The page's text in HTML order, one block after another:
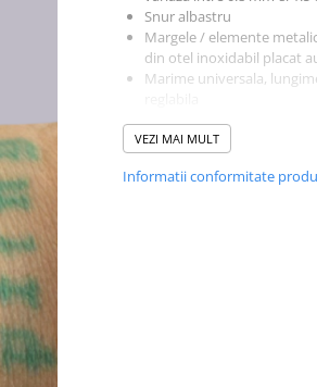
Snur albastru
Margele / elemente
din otel inoxidabil placat
Marime universala,
Sistem de inchidere cu
culisanta
fiecare produs este unic
VEZI MAI MULT
Informatii conformitate